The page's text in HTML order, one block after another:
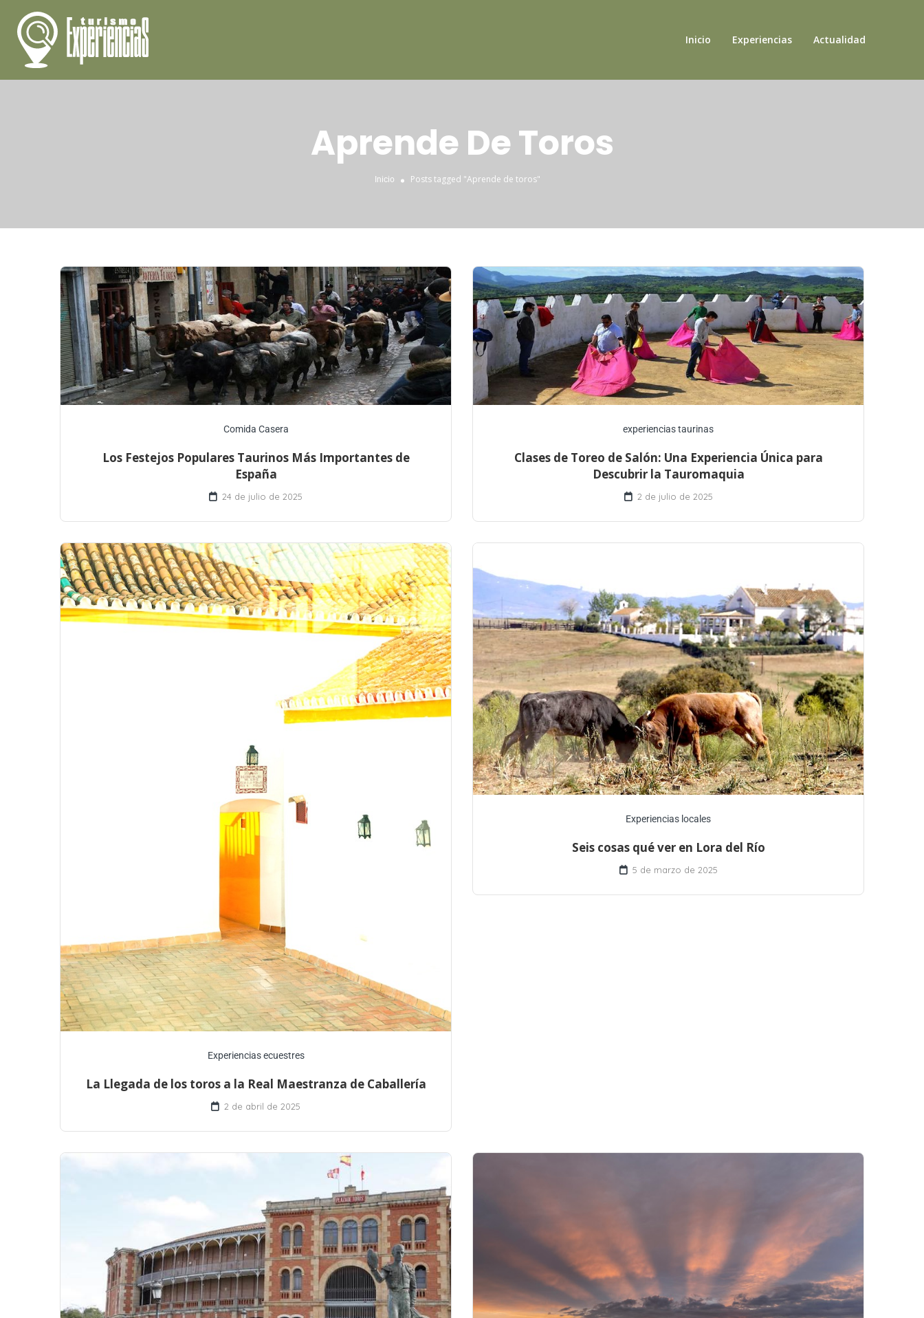
Inicio Experiencias Actualidad
Aprende De Toros
Inicio Posts tagged "Aprende de toros"
Comida Casera
Los Festejos Populares Taurinos Más Importantes de
España
24 de julio de 2025
experiencias taurinas
Clases de Toreo de Salón: Una Experiencia Única para
Descubrir la Tauromaquia
2 de julio de 2025
Experiencias ecuestres
La Llegada de los toros a la Real Maestranza de Caballería
2 de abril de 2025
Experiencias locales
Seis cosas qué ver en Lora del Río
5 de marzo de 2025